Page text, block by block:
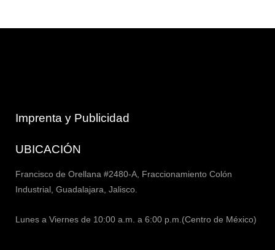
Imprenta y Publicidad
UBICACIÓN
Francisco de Orellana #2480-A, Fraccionamiento Colón
Industrial, Guadalajara, Jalisco.
Lunes a Viernes de 10:00 a.m. a 6:00 p.m.(Centro de México)